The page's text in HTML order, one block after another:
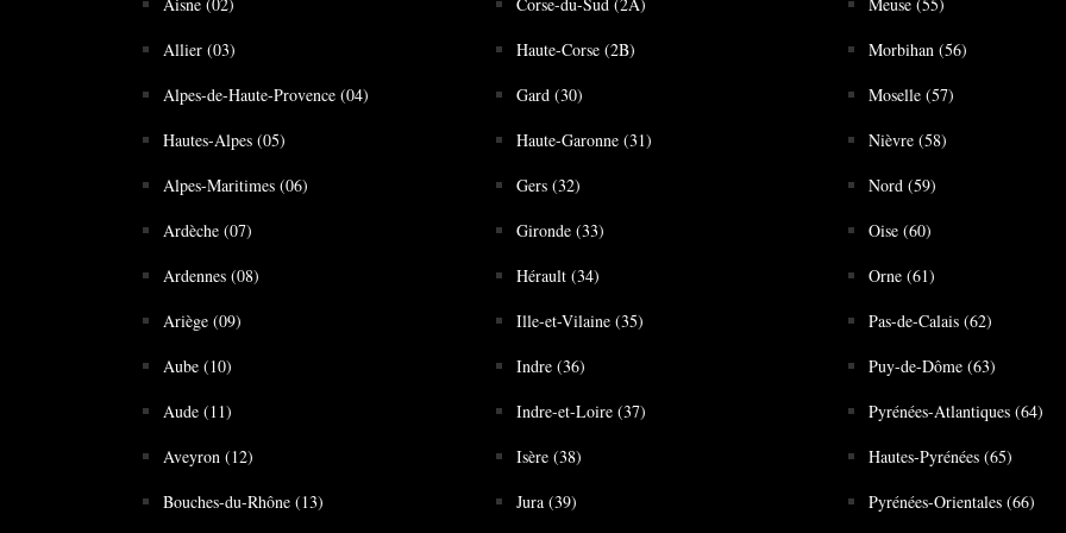
Allier (03)
Alpes-de-Haute-Provence (04)
Hautes-Alpes (05)
Alpes-Maritimes (06)
Ardèche (07)
Ardennes (08)
Ariège (09)
Aube (10)
Aude (11)
Aveyron (12)
Bouches-du-Rhône (13)
Haute-Corse (2B)
Gard (30)
Haute-Garonne (31)
Gers (32)
Gironde (33)
Hérault (34)
Ille-et-Vilaine (35)
Indre (36)
Indre-et-Loire (37)
Isère (38)
Jura (39)
Morbihan (56)
Moselle (57)
Nièvre (58)
Nord (59)
Oise (60)
Orne (61)
Pas-de-Calais (62)
Puy-de-Dôme (63)
Pyrénées-Atlantiques (64)
Hautes-Pyrénées (65)
Pyrénées-Orientales (66)